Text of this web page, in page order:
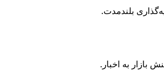
بلندمدت.
به اخبار.